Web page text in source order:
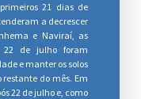
21 dias de
a decrescer
e Naviraí, as
de julho foram
e manter os solos
do mês. Em
22 de julho e, como